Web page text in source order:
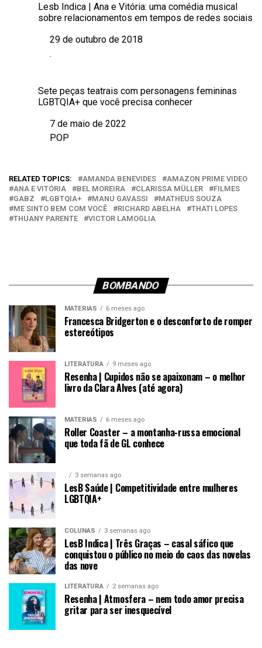
Lesb Indica | Ana e Vitória: uma comédia musical
sobre relacionamentos em tempos de redes sociais
Data
29 de outubro de 2018
Em relação a
.
Sete peças teatrais com personagens femininas
LGBTQIA+ que você precisa conhecer
Data7 de maio de 2022
Em relação a
POP
RELATED TOPICS: AMANDA BENEVIDES
AMAZON PRIME VIDEO
ANA E VITÓRIA
BEL MOREIRA CLARISSA MÜLLER
FILMES
GABZ
LGBTQIA+ MANU GAVASSI
MATHEUS SOUZA
ME SINTO BEM COM VOCÊ
RICHARD ABELHA
THATI LOPES
THUANY PARENTE
VICTOR LAMOGLIA
BOMBANDO
MATÉRIAS 6 meses ago
Francesca Bridgerton e o desconforto de romper
estereótipos
LITERATURA 9 meses ago
Resenha | Cupidos não se apaixonam – o melhor
livro da Clara Alves (até agora)
MATÉRIAS 6 meses ago
Roller Coaster – a montanha-russa emocional
que toda fã de GL conhece
. 3 semanas ago
LesB Saúde | Competitividade entre mulheres
LGBTQIA+
COLUNAS 3 semanas ago
LesB Indica | Três Graças – casal sáfico que
conquistou o público no meio do caos das novelas
das nove
LITERATURA 2 semanas ago
Resenha | Atmosfera – nem todo amor precisa
gritar para ser inesquecível